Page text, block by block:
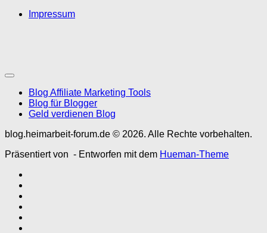
Impressum
Blog Affiliate Marketing Tools
Blog für Blogger
Geld verdienen Blog
blog.heimarbeit-forum.de © 2026. Alle Rechte vorbehalten.
Präsentiert von - Entworfen mit dem Hueman-Theme